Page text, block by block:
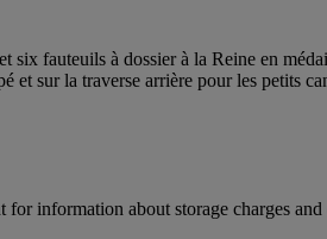
fauteuils à dossier à la Reine en
et sur la traverse arrière pour les petits
information about storage charges